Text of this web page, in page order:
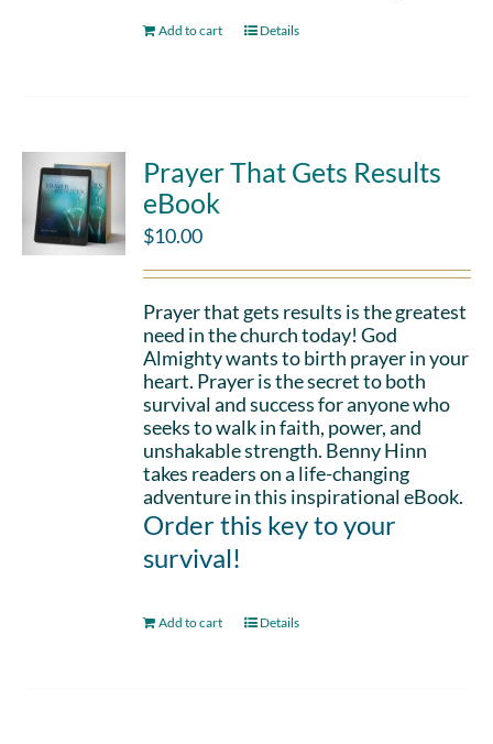
Add to cart Details
Prayer That Gets Results
eBook
$10.00
Prayer that gets results is the greatest
need in the church today! God
Almighty wants to birth prayer in your
heart. Prayer is the secret to both
survival and success for anyone who
seeks to walk in faith, power, and
unshakable strength. Benny Hinn
takes readers on a life-changing
adventure in this inspirational eBook.
Order this key to your
survival!
Add to cart Details